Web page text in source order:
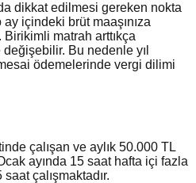
dikkat edilmesi gereken nokta
içindeki brüt maaşınıza
Birikimli matrah arttıkça
Bu nedenle yıl
ödemelerinde vergi dilimi
çalışan ve aylık 50.000 TL
ayında 15 saat hafta içi fazla
çalışmaktadır.